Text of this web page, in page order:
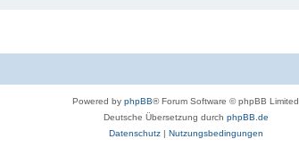
Powered by phpBB® Forum Software © phpBB Limited
Deutsche Übersetzung durch phpBB.de
Datenschutz| Nutzungsbedingungen